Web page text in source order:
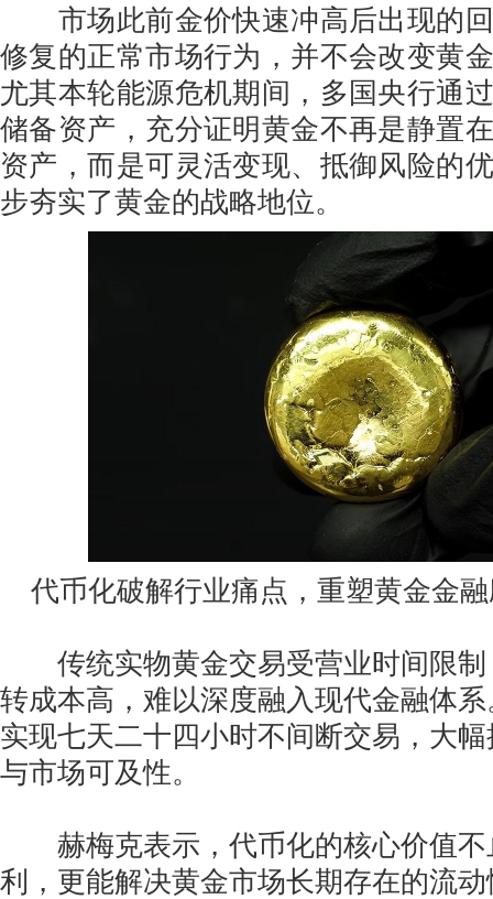
市场此前金价快速冲高后出现的回
修复的正常市场行为，并不会改变黄
尤其本轮能源危机期间，多国央行通
储备资产，充分证明黄金不再是静置
资产，而是可灵活变现、抵御风险的
步夯实了黄金的战略地位。
代币化破解行业痛点，重塑黄金金
传统实物黄金交易受营业时间限制
转成本高，难以深度融入现代金融体
实现七天二十四小时不间断交易，大
与市场可及性。
赫梅克表示，代币化的核心价值不
利，更能解决黄金市场长期存在的流